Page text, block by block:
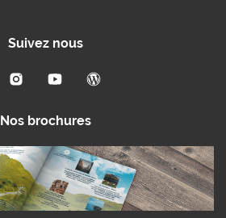
Suivez nous
Nos brochures